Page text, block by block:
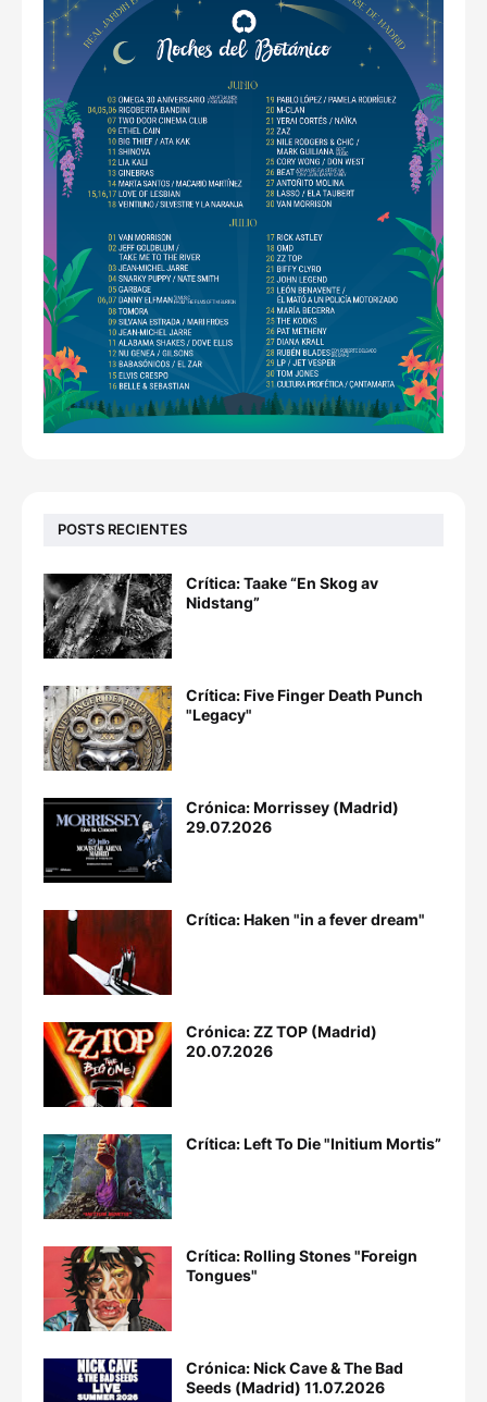
POSTS RECIENTES
Crítica: Taake “En Skog av
Nidstang”
Crítica: Five Finger Death Punch
"Legacy"
Crónica: Morrissey (Madrid)
29.07.2026
Crítica: Haken "in a fever dream"
Crónica: ZZ TOP (Madrid)
20.07.2026
Crítica: Left To Die "Initium Mortis”
Crítica: Rolling Stones "Foreign
Tongues"
Crónica: Nick Cave & The Bad
Seeds (Madrid) 11.07.2026